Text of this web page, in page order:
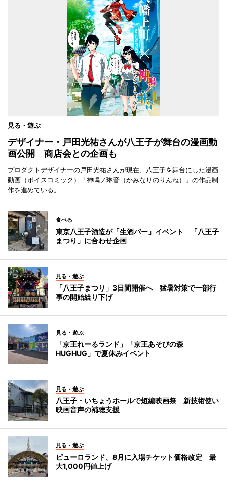
見る・遊ぶ
デザイナー・戸田光祐さんが八王子が舞台の漫画動
画公開 商店会との企画も
プロダクトデザイナーの戸田光祐さんが現在、八王子を舞台にした漫画
動画（ボイスコミック）「神鳴ノ琳音（かみなりのりんね）」の作品制
作を進めている。
食べる
東京八王子酒造が「生酒バー」イベント 「八王子
まつり」に合わせ企画
見る・遊ぶ
「八王子まつり」3日間開催へ 猛暑対策で一部行
事の開始繰り下げ
見る・遊ぶ
「京王れーるランド」「京王あそびの森
HUGHUG」で夏休みイベント
見る・遊ぶ
八王子・いちょうホールで短編映画祭 新技術使い
映画音声の補聴支援
見る・遊ぶ
ピューロランド、8月に入場チケット価格改定 最
大1,000円値上げ